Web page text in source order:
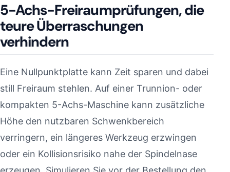
5-Achs-Freiraumprüfungen, die
teure Überraschungen
verhindern
Eine Nullpunktplatte kann Zeit sparen und dabei
still Freiraum stehlen. Auf einer Trunnion- oder
kompakten 5-Achs-Maschine kann zusätzliche
Höhe den nutzbaren Schwenkbereich
verringern, ein längeres Werkzeug erzwingen
oder ein Kollisionsrisiko nahe der Spindelnase